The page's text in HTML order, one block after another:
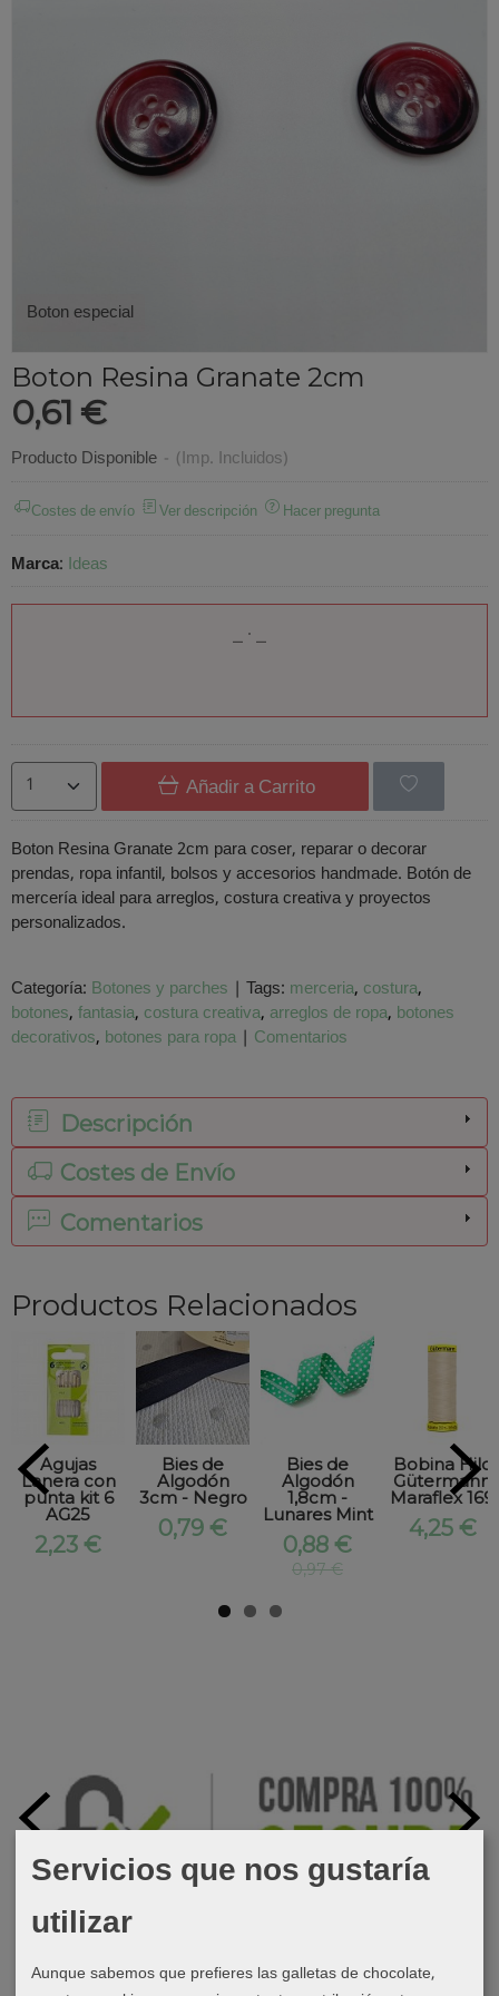
Boton especial
Boton Resina Granate 2cm
0,61 €
Producto Disponible - (Imp. Incluidos)
Costes de envío Ver descripción Hacer pregunta
Marca: Ideas
Añadir a Carrito
Boton Resina Granate 2cm para coser, reparar o decorar
prendas, ropa infantil, bolsos y accesorios handmade. Botón de
mercería ideal para arreglos, costura creativa y proyectos
personalizados.
Categoría: Botones y parches | Tags: merceria costura
botones fantasia costura creativa arreglos de ropa botones
decorativos botones para ropa | Comentarios
Descripción
Costes de Envío
Comentarios
Productos Relacionados
Agujas
Lanera con
punta kit 6
AG25
2,23 €
Bies de
Algodón
3cm - Negro
0,79 €
Bies de
Algodón
1,8cm -
Lunares Mint
0,88 €
0,97 €
Bobina Hilo
Gütermann
Maraflex 169
4,25 €
Servicios que nos gustaría
utilizar
Aunque sabemos que prefieres las galletas de chocolate,